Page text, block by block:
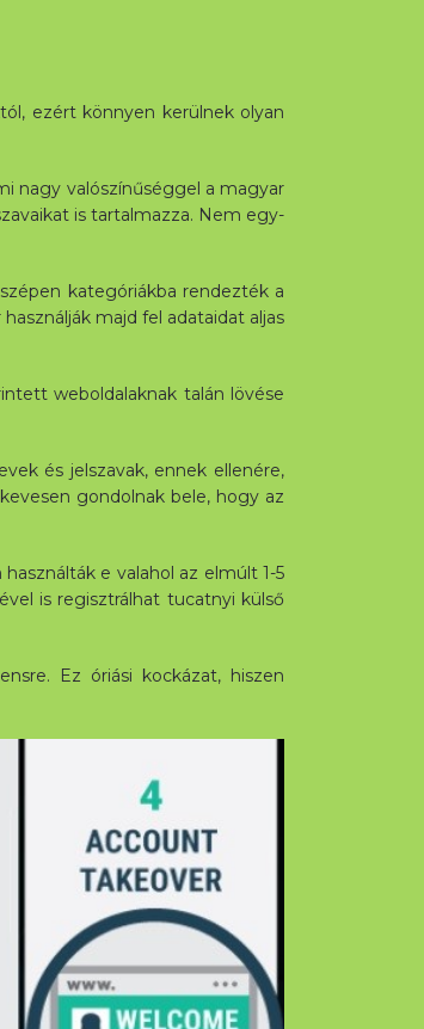
ezért könnyen kerülnek olyan
nagy valószínűséggel a magyar
is tartalmazza. Nem egy-
kategóriákba rendezték a
majd fel adataidat aljas
weboldalaknak talán lövése
és jelszavak, ennek ellenére,
gondolnak bele, hogy az
e valahol az elmúlt 1-5
is regisztrálhat tucatnyi külső
Ez óriási kockázat, hiszen